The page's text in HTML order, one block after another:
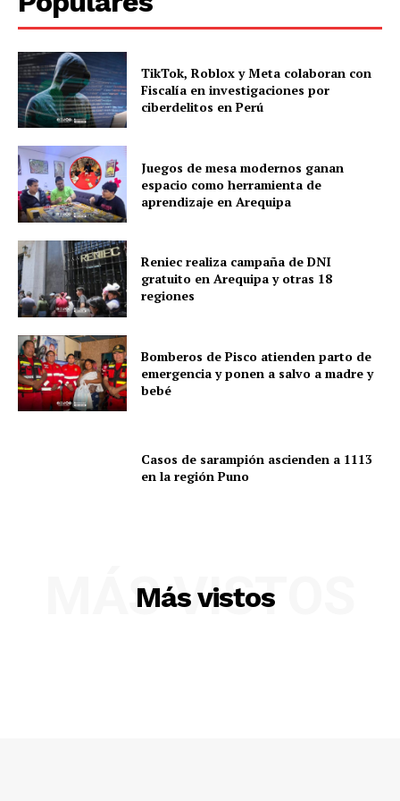
TikTok, Roblox y Meta colaboran con
Fiscalía en investigaciones por
ciberdelitos en Perú
Juegos de mesa modernos ganan
espacio como herramienta de
aprendizaje en Arequipa
Reniec realiza campaña de DNI
gratuito en Arequipa y otras 18
regiones
Bomberos de Pisco atienden parto de
emergencia y ponen a salvo a madre y
bebé
Casos de sarampión ascienden a 1113
en la región Puno
Más vistos
MÁS VISTOS